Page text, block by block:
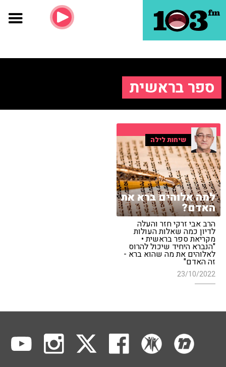
ספר בראשית
שיחות לילה
למה אלוהים ברא את
האדם?
הרב אבי זרקי חזר והעלה
לדיון כמה שאלות העולות
מקריאת ספר בראשית •
"הנברא היחיד שיכול להרוס
לאלוהים את מה שהוא ברא -
זה האדם"
23/10/2022